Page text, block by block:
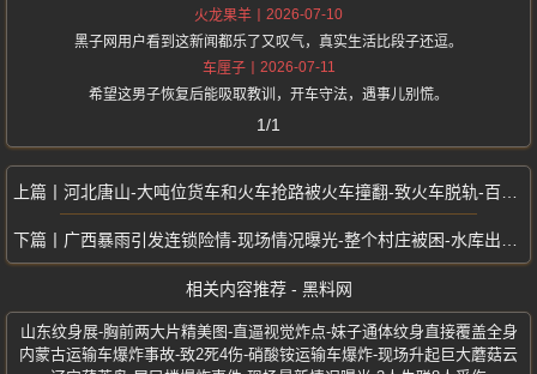
火龙果羊
2026-07-10
黑子网用户看到这新闻都乐了又叹气，真实生活比段子还逗。
车厘子
2026-07-11
希望这男子恢复后能吸取教训，开车守法，遇事儿别慌。
1/1
河北唐山-大吨位货车和火车抢路被火车撞翻-致火车脱轨-百吨王PK火车头
广西暴雨引发连锁险情-现场情况曝光-整个村庄被困-水库出现溃坝漫堤情况
相关内容推荐 - 黑料网
山东纹身展-胸前两大片精美图-直逼视觉炸点-妹子通体纹身直接覆盖全身
内蒙古运输车爆炸事故-致2死4伤-硝酸铵运输车爆炸-现场升起巨大蘑菇云